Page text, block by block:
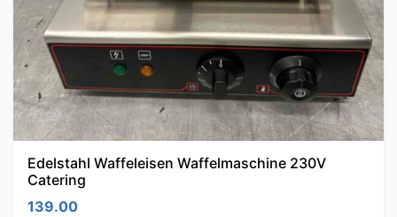
Edelstahl Waffeleisen Waffelmaschine 230V
Catering
139.00